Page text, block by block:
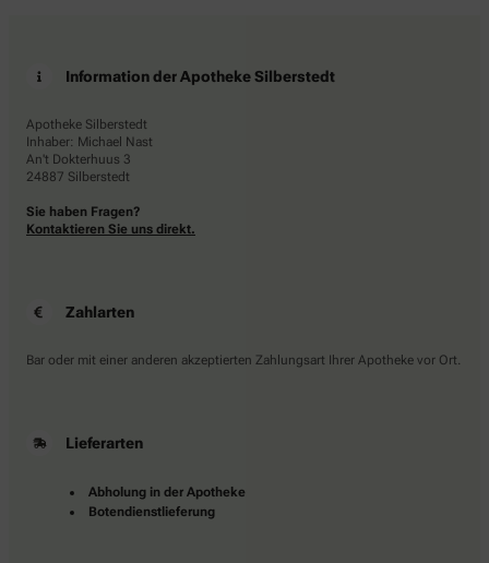
Information der Apotheke Silberstedt
Apotheke Silberstedt
Inhaber: Michael Nast
An't Dokterhuus 3
24887 Silberstedt
Sie haben Fragen?
Kontaktieren Sie uns direkt.
Zahlarten
Bar oder mit einer anderen akzeptierten Zahlungsart Ihrer Apotheke vor Ort.
Lieferarten
Abholung in der Apotheke
Botendienstlieferung